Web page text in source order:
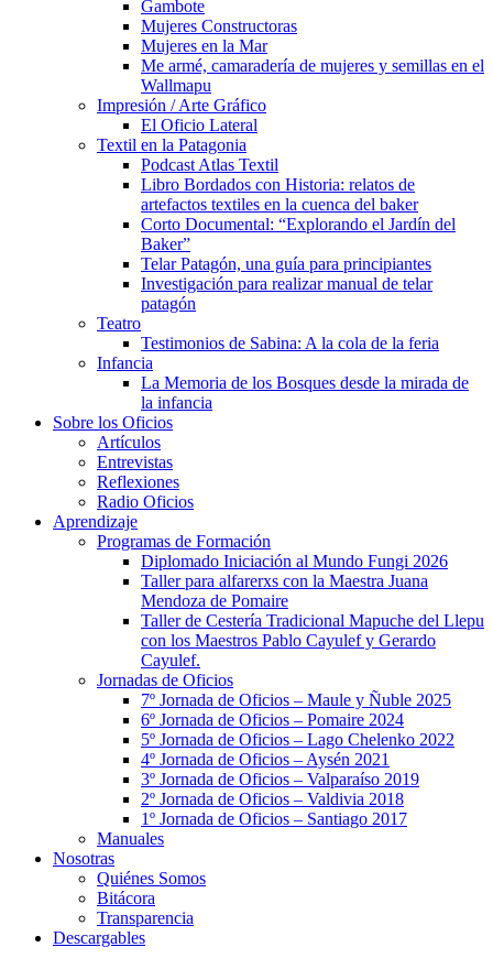
Gambote
Mujeres Constructoras
Mujeres en la Mar
Me armé, camaradería de mujeres y semillas en el
Wallmapu
Impresión / Arte Gráfico
El Oficio Lateral
Textil en la Patagonia
Podcast Atlas Textil
Libro Bordados con Historia: relatos de
artefactos textiles en la cuenca del baker
Corto Documental: “Explorando el Jardín del
Baker”
Telar Patagón, una guía para principiantes
Investigación para realizar manual de telar
patagón
Teatro
Testimonios de Sabina: A la cola de la feria
Infancia
La Memoria de los Bosques desde la mirada de
la infancia
Sobre los Oficios
Artículos
Entrevistas
Reflexiones
Radio Oficios
Aprendizaje
Programas de Formación
Diplomado Iniciación al Mundo Fungi 2026
Taller para alfarerxs con la Maestra Juana
Mendoza de Pomaire
Taller de Cestería Tradicional Mapuche del Llepu
con los Maestros Pablo Cayulef y Gerardo
Cayulef.
Jornadas de Oficios
7º Jornada de Oficios – Maule y Ñuble 2025
6º Jornada de Oficios – Pomaire 2024
5º Jornada de Oficios – Lago Chelenko 2022
4º Jornada de Oficios – Aysén 2021
3º Jornada de Oficios – Valparaíso 2019
2º Jornada de Oficios – Valdivia 2018
1º Jornada de Oficios – Santiago 2017
Manuales
Nosotras
Quiénes Somos
Bitácora
Transparencia
Descargables